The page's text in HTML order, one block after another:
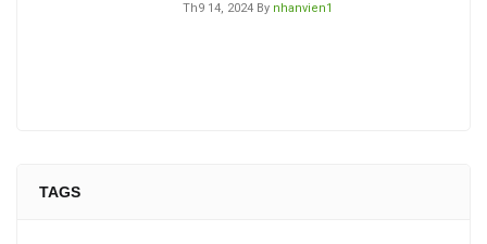
Th9 14, 2024 By nhanvien1
TAGS